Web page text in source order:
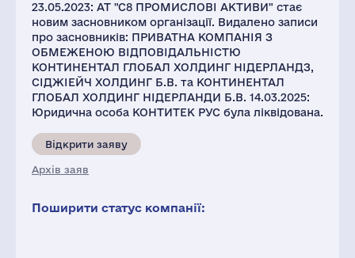
23.05.2023: АТ "С8 ПРОМИСЛОВІ АКТИВИ" стає
новим засновником організації. Видалено записи
про засновників: ПРИВАТНА КОМПАНІЯ З
ОБМЕЖЕНОЮ ВІДПОВІДАЛЬНІСТЮ
КОНТИНЕНТАЛ ГЛОБАЛ ХОЛДИНГ НІДЕРЛАНДЗ,
СІДЖІЕЙЧ ХОЛДИНГ Б.В. та КОНТИНЕНТАЛ
ГЛОБАЛ ХОЛДИНГ НІДЕРЛАНДИ Б.В. 14.03.2025:
Юридична особа КОНТИТЕК РУС була ліквідована.
Відкрити заяву
Архів заяв
Поширити статус компанії: